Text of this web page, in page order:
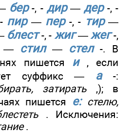
бер-, - дир—дер-, -
пир— пер-, - тир—
блест-, - жиг— жег-,
стил— стел-. В
пишется и, если
суффикс — а-:
затирать ,); в
пишется е:стелю,
. Исключения:
.